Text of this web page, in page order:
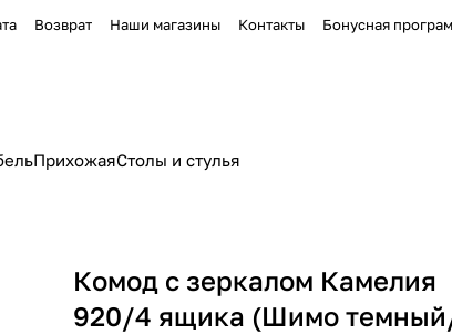
Возврат Наши магазины Контакты Бонусная
ПрихожаяСтолы и стулья
Комод с зеркалом Камелия
920/4 ящика (Шимо